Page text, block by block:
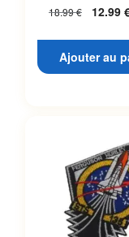
18.99€ 12.99
Ajouter au